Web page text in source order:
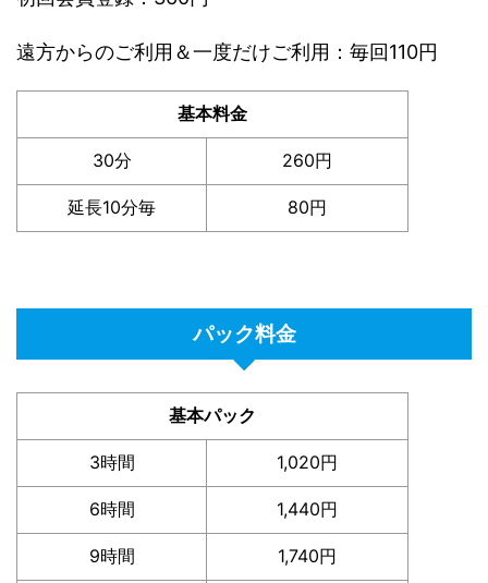
遠方からのご利用＆一度だけご利用：毎回110円
基本料金
30分 260円
延長10分毎 80円
パック料金
基本パック
3時間 1,020円
6時間 1,440円
9時間 1,740円